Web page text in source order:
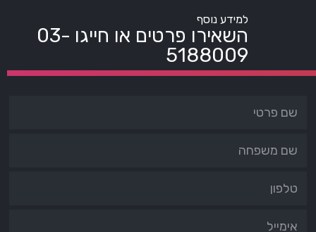
למידע נוסף
השאירו פרטים או חייגו 03-
5188009